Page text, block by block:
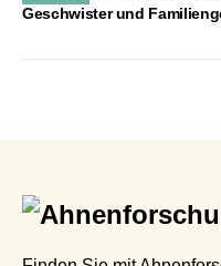
Geschwister und